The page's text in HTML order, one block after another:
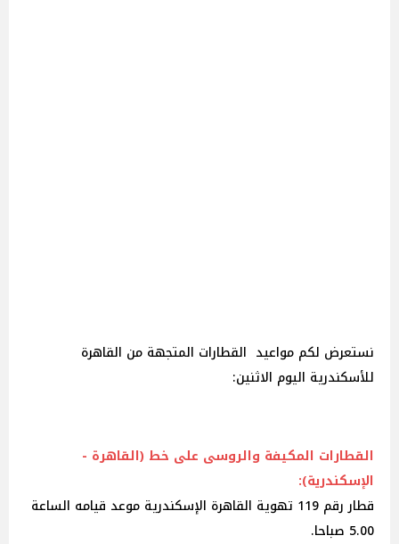
نستعرض لكم مواعيد القطارات المتجهة من القاهرة
للأسكندرية اليوم الاثنين:
القطارات المكيفة والروسى على خط (القاهرة -
الإسكندرية):
قطار رقم 119 تهوية القاهرة الإسكندرية موعد قيامه الساعة
5.00 صباحا.